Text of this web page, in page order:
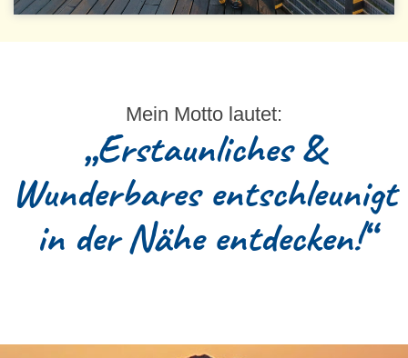
Mein Motto lautet:
„Erstaunliches &
Wunderbares entschleunigt
in der Nähe entdecken!“